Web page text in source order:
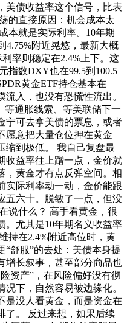
美债收益率这个信号，比表
的直接原因：机会成本太
本就是实际利率。10年期
4.75%附近晃悠，最新大概
率则稳定在2.4%上下。这
指数DXY也在99.5到100.5
黄金ETF持仓基本在
流入，也没有恐慌性流出。
等通胀线索、等美联储下一
宁可去拿美债的票息，或者
愿意把大量仓位押在黄金
缩到极低。 我自己复盘最
收益率往上蹭一点，金价就
，黄金才有点反弹空间。相
实际利率动一动，金价能跟
五六十。脱敏了一点，但没
说什么？ 高手看黄金，很
。尤其是10年期名义收益率
持在2.4%附近高位时，黄
“舒服”的去处：美债本身提
增长叙事，甚至部分商品也
资产”，在风险偏好没有彻
下，自然容易被边缘化。
没人看黄金，而是资金在
了。 反过来想，如果后续